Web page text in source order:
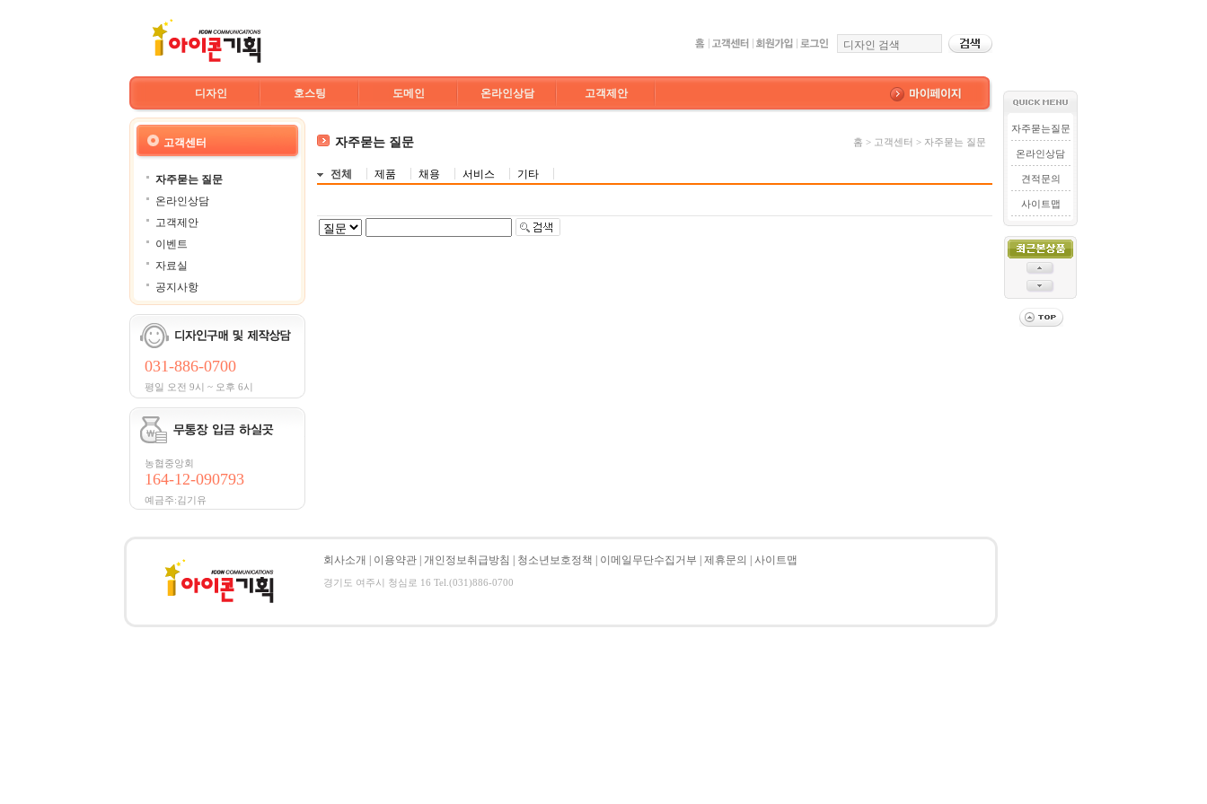
디자인 호스팅 도메인 온라인상담 고객제안
고객센터
자주묻는 질문
온라인상담
고객제안
이벤트
자료실
공지사항
031-886-0700
평일 오전 9시 ~ 오후 6시
농협중앙회
164-12-090793
예금주:김기유
자주묻는 질문 홈 > 고객센터 > 자주묻는 질문
전체 제품 채용 서비스 기타
자주묻는질문
온라인상담
견적문의
사이트맵
회사소개 이용약관 개인정보취급방침 청소년보호정책 이메일무단수집거부 제휴문의 사이트맵
경기도 여주시 청심로 16 Tel.(031)886-0700